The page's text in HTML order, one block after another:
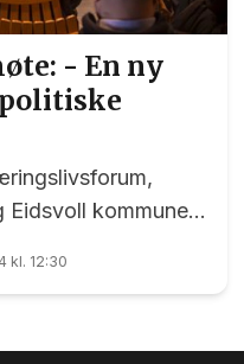
- En ny
Eidsvoll kommune
denne
mest ivrige kom
kl. 12:30